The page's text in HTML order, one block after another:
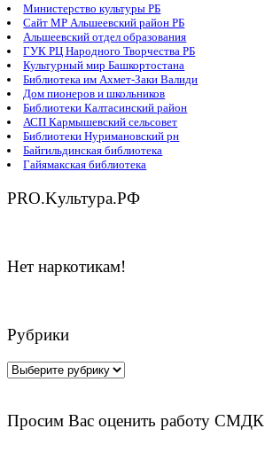
Министерство культуры РБ
Сайт МР Альшеевский район РБ
Альшеевский отдел образования
ГУК РЦ Народного Творчества РБ
Культурный мир Башкортостана
Библиотека им Ахмет-Заки Валиди
Дом пионеров и школьников
Библиотеки Калтасинский район
АСП Кармышевский сельсовет
Библиотеки Нуримановский рн
Байгильдинская библиотека
Гайямакская библиотека
PRO.Kультура.РФ
Нет наркотикам!
Рубрики
Рубрики
Просим Вас оценить работу СМДК